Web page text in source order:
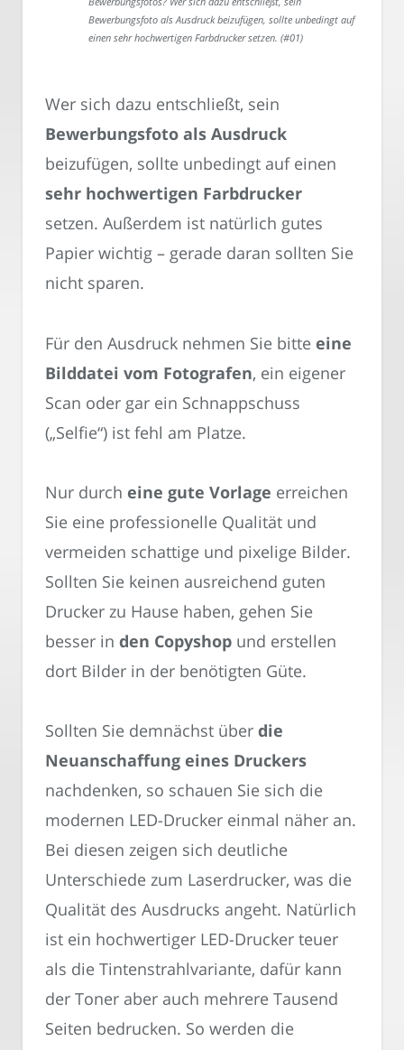
Bewerbungsfoto als Ausdruck beizufügen, sollte unbedingt auf
einen sehr hochwertigen Farbdrucker setzen. (#01)
Wer sich dazu entschließt, sein
Bewerbungsfoto als Ausdruck
beizufügen, sollte unbedingt auf einen
sehr hochwertigen Farbdrucker
setzen. Außerdem ist natürlich gutes
Papier wichtig – gerade daran sollten Sie
nicht sparen.
Für den Ausdruck nehmen Sie bitte eine
Bilddatei vom Fotografen, ein eigener
Scan oder gar ein Schnappschuss
(„Selfie“) ist fehl am Platze.
Nur durch eine gute Vorlage erreichen
Sie eine professionelle Qualität und
vermeiden schattige und pixelige Bilder.
Sollten Sie keinen ausreichend guten
Drucker zu Hause haben, gehen Sie
besser in den Copyshop und erstellen
dort Bilder in der benötigten Güte.
Sollten Sie demnächst über die
Neuanschaffung eines Druckers
nachdenken, so schauen Sie sich die
modernen LED-Drucker einmal näher an.
Bei diesen zeigen sich deutliche
Unterschiede zum Laserdrucker, was die
Qualität des Ausdrucks angeht. Natürlich
ist ein hochwertiger LED-Drucker teuer
als die Tintenstrahlvariante, dafür kann
der Toner aber auch mehrere Tausend
Seiten bedrucken. So werden die